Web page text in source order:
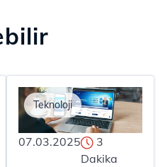
07.03.2025
3
Dakika
Teknoloji